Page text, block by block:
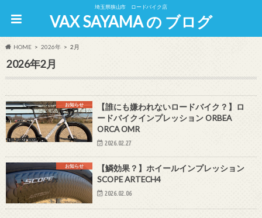
埼玉県狭山市 ロードバイク店
VAX SAYAMA の ブログ
HOME 2026年 2月
2026年2月
お知らせ
【誰にも嫌われないロードバイク？】ロ
ードバイクインプレッション ORBEA
ORCA OMR
2026.02.27
お知らせ
【鱗効果？】ホイールインプレッション
SCOPE ARTECH4
2026.02.06